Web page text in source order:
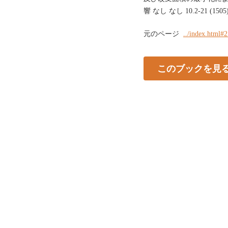
響 なし なし 10.2-21 (1505)
元のページ ../
このブックを見